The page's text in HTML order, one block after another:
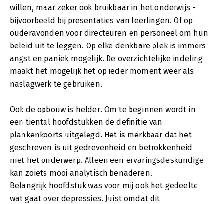
willen, maar zeker ook bruikbaar in het onderwijs -
bijvoorbeeld bij presentaties van leerlingen. Of op
ouderavonden voor directeuren en personeel om hun
beleid uit te leggen. Op elke denkbare plek is immers
angst en paniek mogelijk. De overzichtelijke indeling
maakt het mogelijk het op ieder moment weer als
naslagwerk te gebruiken.
Ook de opbouw is helder. Om te beginnen wordt in
een tiental hoofdstukken de definitie van
plankenkoorts uitgelegd. Het is merkbaar dat het
geschreven is uit gedrevenheid en betrokkenheid
met het onderwerp. Alleen een ervaringsdeskundige
kan zoiets mooi analytisch benaderen.
Belangrijk hoofdstuk was voor mij ook het gedeelte
wat gaat over depressies. Juist omdat dit